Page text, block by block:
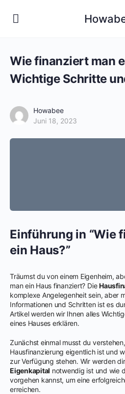
Wie finanziert man
Wichtige Schritte
Howabee
Juni 18, 2023
Einführung in “Wie
ein Haus?”
Träumst du von einem Eigenheim,
man ein Haus finanziert? Die
komplexe Angelegenheit sein, aber
Informationen und Schritten ist es
Artikel werden wir Ihnen alles
eines Hauses erklären.
Zunächst einmal musst du
Hausfinanzierung eigentlich ist und
zur Verfügung stehen. Wir werden
Eigenkapital notwendig ist und wie
vorgehen kannst, um eine
erreichen.